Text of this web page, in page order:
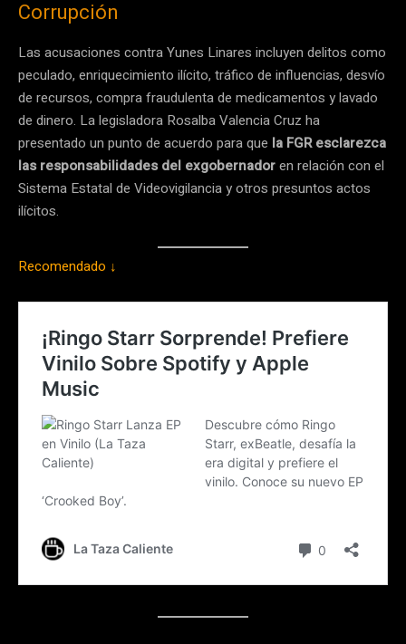
Corrupción
Las acusaciones contra Yunes Linares incluyen delitos como
peculado, enriquecimiento ilícito, tráfico de influencias, desvío
de recursos, compra fraudulenta de medicamentos y lavado
de dinero. La legisladora Rosalba Valencia Cruz ha
presentado un punto de acuerdo para que la FGR esclarezca
las responsabilidades del exgobernadoren relación con el
Sistema Estatal de Videovigilancia y otros presuntos actos
ilícitos.
Recomendado ↓